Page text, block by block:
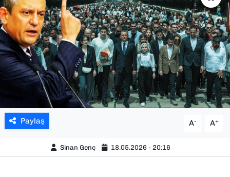
Paylaş A- A+
Sinan Genç 18.05.2026 - 20:16
SPOR
TEKNOLOJİ
YAŞAM
YEREL YÖNETİMLER